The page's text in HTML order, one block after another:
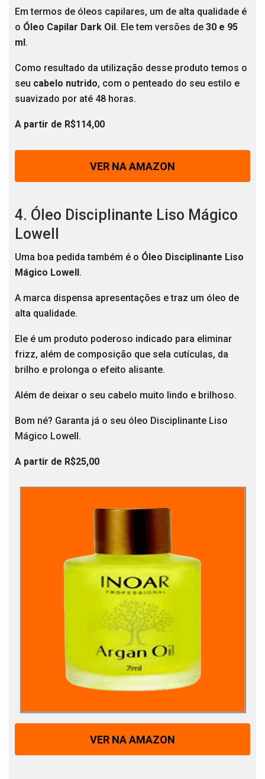
Em termos de óleos capilares, um de alta qualidade é
o Óleo Capilar Dark Oil . Ele tem versões de 30 e 95
ml .
Como resultado da utilização desse produto temos o
seu cabelo nutrido, com o penteado do seu estilo e
suavizado por até 48 horas.
A partir de R$114,00
VER NA AMAZON
4. Óleo Disciplinante Liso Mágico
Lowell
Uma boa pedida também é o Óleo Disciplinante Liso
Mágico Lowell .
A marca dispensa apresentações e traz um óleo de
alta qualidade.
Ele é um produto poderoso indicado para eliminar
frizz, além de composição que sela cutículas, da
brilho e prolonga o efeito alisante.
Além de deixar o seu cabelo muito lindo e brilhoso.
Bom né? Garanta já o seu óleo Disciplinante Liso
Mágico Lowell.
A partir de R$25,00
VER NA AMAZON